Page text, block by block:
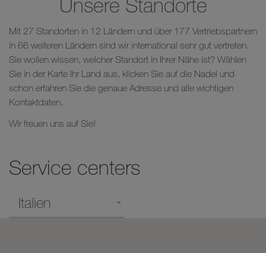
Unsere Standorte
Mit 27 Standorten in 12 Ländern und über 177 Vertriebspartnern
in 66 weiteren Ländern sind wir international sehr gut vertreten.
Sie wollen wissen, welcher Standort in Ihrer Nähe ist? Wählen
Sie in der Karte Ihr Land aus, klicken Sie auf die Nadel und
schon erfahren Sie die genaue Adresse und alle wichtigen
Kontaktdaten.
Wir freuen uns auf Sie!
Service centers